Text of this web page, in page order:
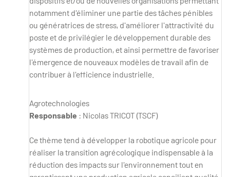
notamment d'éliminer une partie des tâches pénibles
ou génératrices de stress, d'améliorer l'attractivité du
poste et de privilégier le développement durable des
systèmes de production, et ainsi permettre de favoriser
l'émergence de nouveaux modèles de travail afin de
contribuer à l'efficience industrielle.
Agrotechnologies
Responsable : Nicolas TRICOT (TSCF)
Ce thème tend à développer la robotique agricole pour
réaliser la transition agrécologique indispensable à la
réduction des impacts sur l'environnement tout en